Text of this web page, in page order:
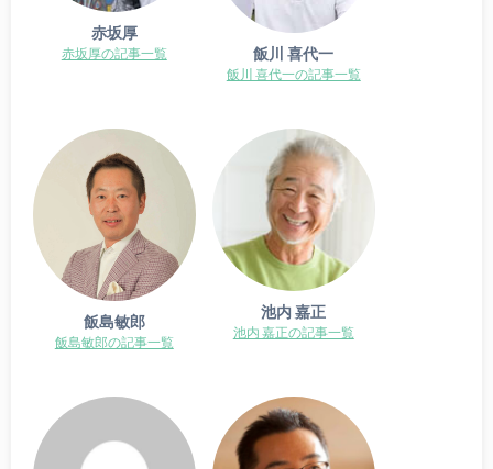
赤坂厚
赤坂厚の記事一覧 飯川 喜代一
飯川 喜代一の記事一覧
飯島敏郎
飯島敏郎の記事一覧
池内 嘉正
池内 嘉正の記事一覧